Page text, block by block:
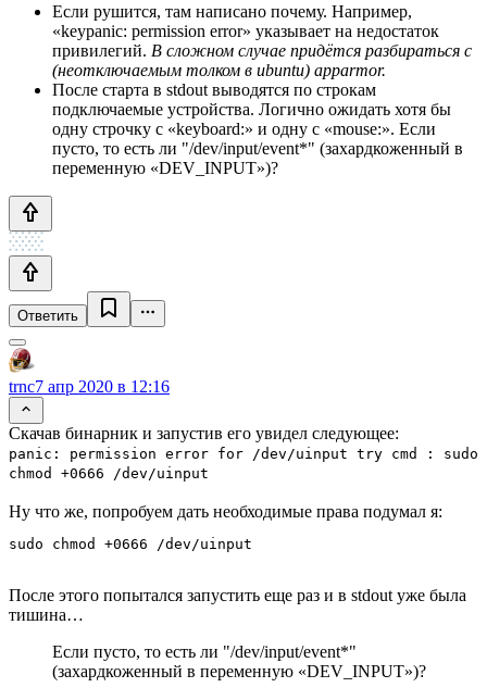
Если рушится, там написано почему. Например,
«keypanic: permission error» указывает на недостаток
привилегий. В сложном случае придётся разбираться с
(неотключаемым толком в ubuntu) apparmor.
После старта в stdout выводятся по строкам
подключаемые устройства. Логично ожидать хотя бы
одну строчку с «keyboard:» и одну с «mouse:». Если
пусто, то есть ли "/dev/input/event*" (захардкоженный в
переменную «DEV_INPUT»)?
Ответить
trnc7 апр 2020 в 12:16
Скачав бинарник и запустив его увидел следующее:
panic: permission error for /dev/uinput try cmd : sudo
chmod +0666 /dev/uinput
Ну что же, попробуем дать необходимые права подумал я:
sudo chmod +0666 /dev/uinput
После этого попытался запустить еще раз и в stdout уже была
тишина…
Если пусто, то есть ли "/dev/input/event*"
(захардкоженный в переменную «DEV_INPUT»)?